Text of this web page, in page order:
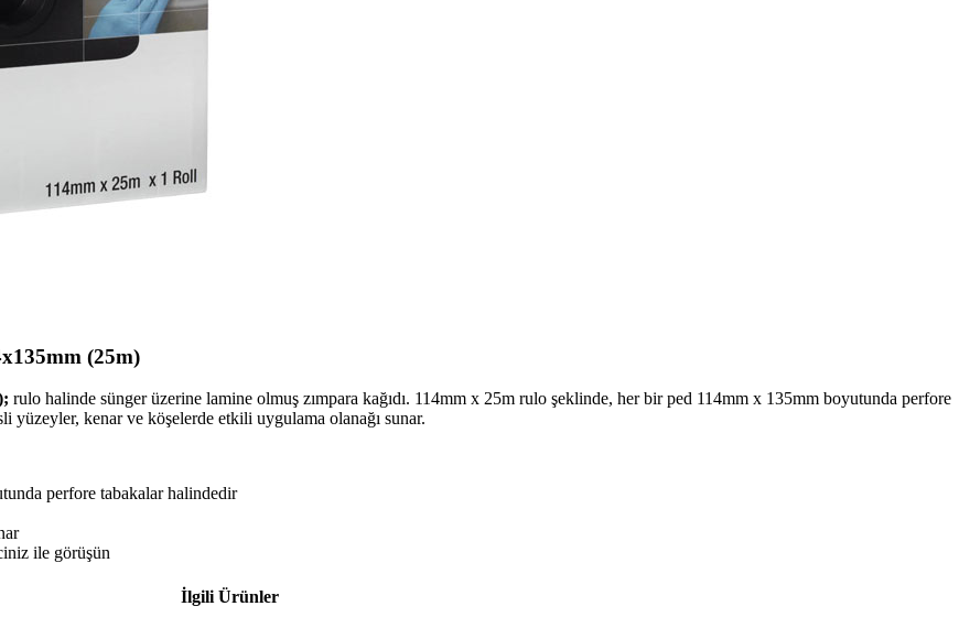
(25m)
rulo halinde sünger üzerine lamine olmuş zımpara kağıdı. 114mm x 25m rulo şeklinde, her bir ped 114mm x 135mm boyutunda perfore
yüzeyler, kenar ve köşelerde etkili uygulama olanağı sunar.
perfore tabakalar halindedir
ile görüşün
İlgili Ürünler